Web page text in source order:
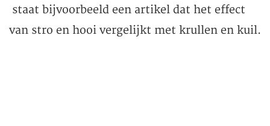
staat bijvoorbeeld een artikel dat het effect
van stro en hooi vergelijkt met krullen en kuil.